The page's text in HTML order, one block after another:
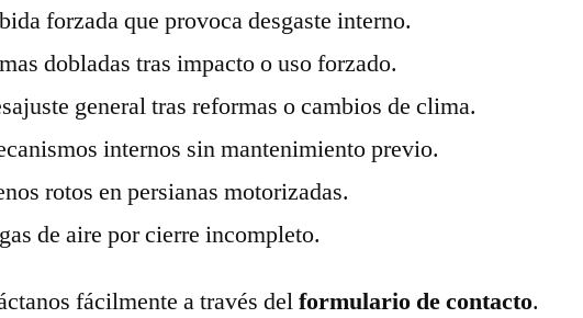
forzada que provoca desgaste interno.
dobladas tras impacto o uso forzado.
general tras reformas o cambios de clima.
internos sin mantenimiento previo.
rotos en persianas motorizadas.
de aire por cierre incompleto.
fácilmente a través delformulario de contacto.